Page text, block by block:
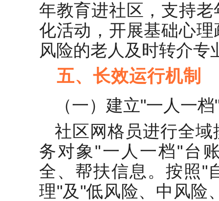
年教育进社区，支持
化活动，开展基础心
风险的老人及时转介专
五、长效运行机制
（一）建立"一人一
社区网格员进行全
务对象"一人一档"台
全、帮扶信息。按照"
理"及"低风险、中风险